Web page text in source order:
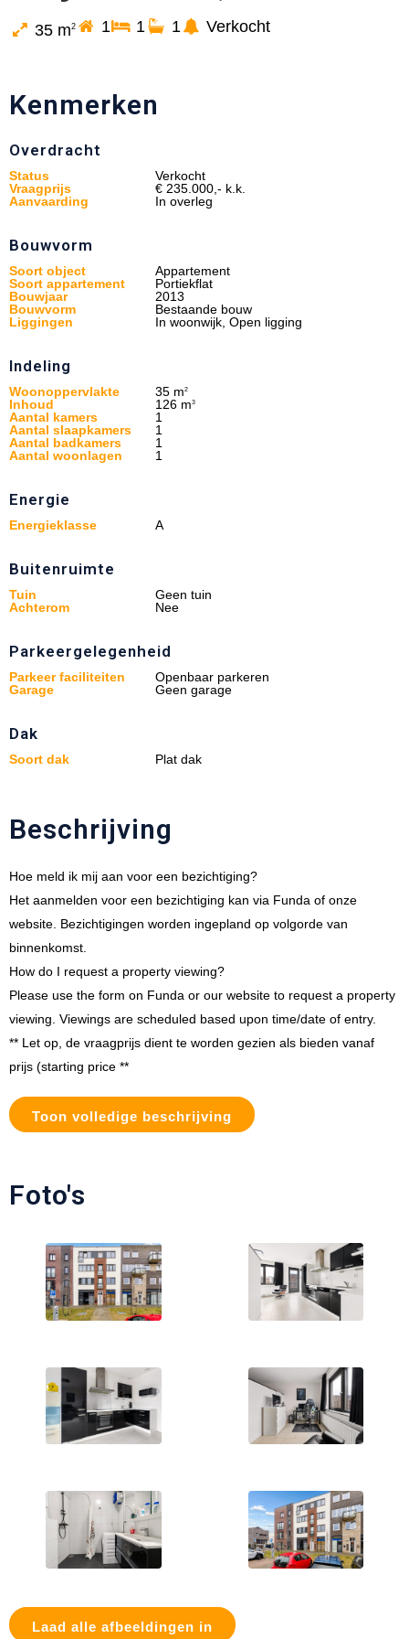
35 m2 1 1 1 Verkocht
Kenmerken
Overdracht
Status
Verkocht
Vraagprijs
€ 235.000,- k.k.
Aanvaarding
In overleg
Bouwvorm
Soort object
Appartement
Soort appartement
Portiekflat
Bouwjaar
2013
Bouwvorm
Bestaande bouw
Liggingen
In woonwijk, Open ligging
Indeling
Woonoppervlakte 35 m2
Inhoud 126 m3
Aantal kamers
1
Aantal slaapkamers
1
Aantal badkamers
1
Aantal woonlagen
1
Energie
Energieklasse A
Buitenruimte
Tuin
Geen tuin
Achterom
Nee
Parkeergelegenheid
Parkeer faciliteiten
Openbaar parkeren
Garage
Geen garage
Dak
Soort dak Plat dak
Beschrijving
Hoe meld ik mij aan voor een bezichtiging?
Het aanmelden voor een bezichtiging kan via Funda of onze
website. Bezichtigingen worden ingepland op volgorde van
binnenkomst.
How do I request a property viewing?
Please use the form on Funda or our website to request a property
viewing. Viewings are scheduled based upon time/date of entry.
** Let op, de vraagprijs dient te worden gezien als bieden vanaf
prijs (starting price **
Toon volledige beschrijving
Foto's
Laad alle afbeeldingen in